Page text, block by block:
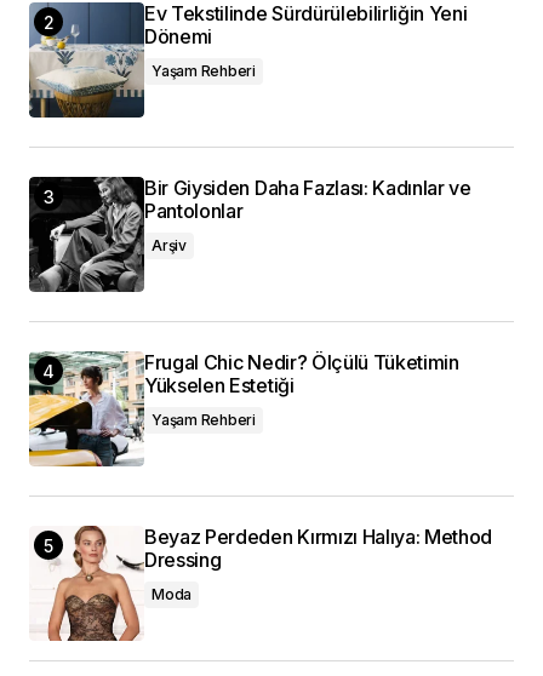
Ev Tekstilinde Sürdürülebilirliğin Yeni
Dönemi
Yaşam Rehberi
Bir Giysiden Daha Fazlası: Kadınlar ve
Pantolonlar
Arşiv
Frugal Chic Nedir? Ölçülü Tüketimin
Yükselen Estetiği
Yaşam Rehberi
Beyaz Perdeden Kırmızı Halıya: Method
Dressing
Moda